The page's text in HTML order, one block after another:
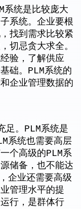
系统是比较庞大
系统。企业要根
找到需求比较紧
切忌贪大求全。
验，了解供应
础。PLM系统的
企业管理数据的
足。PLM系统是
系统也需要高层
个高级的PLM系
储备，也不能达
企业还需要高级
管理水平的提
行，是群体行